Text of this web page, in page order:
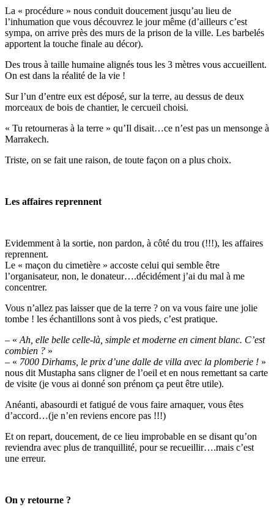
La « procédure » nous conduit doucement jusqu’au lieu de
l’inhumation que vous découvrez le jour même (d’ailleurs c’est
sympa, on arrive près des murs de la prison de la ville. Les barbelés
apportent la touche finale au décor).
Des trous à taille humaine alignés tous les 3 mètres vous accueillent.
On est dans la réalité de la vie !
Sur l’un d’entre eux est déposé, sur la terre, au dessus de deux
morceaux de bois de chantier, le cercueil choisi.
« Tu retourneras à la terre » qu’Il disait…ce n’est pas un mensonge à
Marrakech.
Triste, on se fait une raison, de toute façon on a plus choix.
Les affaires reprennent
Evidemment à la sortie, non pardon, à côté du trou (!!!), les affaires
reprennent.
Le « maçon du cimetière » accoste celui qui semble être
l’organisateur, non, le donateur….décidément j’ai du mal à me
concentrer.
Vous n’allez pas laisser que de la terre ? on va vous faire une jolie
tombe ! les échantillons sont à vos pieds, c’est pratique.
– « Ah, elle belle celle-là, simple et moderne en ciment blanc. C’est
combien ? »
– « 7000 Dirhams, le prix d’une dalle de villa avec la plomberie ! »
nous dit Mustapha sans cligner de l’oeil et en nous remettant sa carte
de visite (je vous ai donné son prénom ça peut être utile).
Anéanti, abasourdi et fatigué de vous faire arnaquer, vous êtes
d’accord…(je n’en reviens encore pas !!!)
Et on repart, doucement, de ce lieu improbable en se disant qu’on
reviendra avec plus de tranquillité, pour se recueillir….mais c’est
une erreur.
On y retourne ?